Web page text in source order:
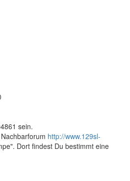
sein.
http://www.129sl-
Dort findest Du bestimmt eine